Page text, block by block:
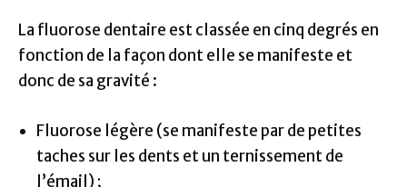
La fluorose dentaire est classée en cinq degrés en
fonction de la façon dont elle se manifeste et
donc de sa gravité :
Fluorose légère (se manifeste par de petites
taches sur les dents et un ternissement de
l’émail) ;